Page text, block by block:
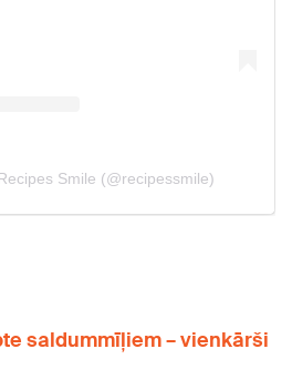
saldummīļiem – vienkārši